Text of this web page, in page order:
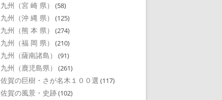
九州（宮 崎 県） (58)
九州（沖 縄 県） (125)
九州（熊 本 県） (274)
九州（福 岡 県） (210)
九州（薩南諸島） (91)
九州（鹿児島県） (261)
佐賀の巨樹・さが名木１００選 (117)
佐賀の風景・史跡(102)